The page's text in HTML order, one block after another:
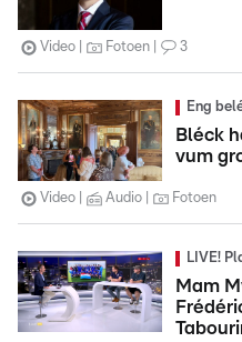
Video Fotoen 3
Eng
Bléck
vum
Video Audio Fotoen
LIVE!
Mam